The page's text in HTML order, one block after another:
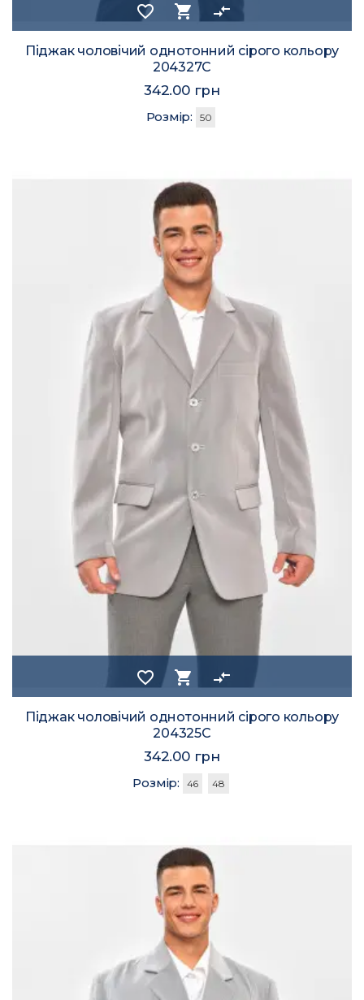
favorite_border shopping_cart compare_arrows
Піджак чоловічий однотонний сірого кольору
204327C
342.00 грн
Розмір: 50
favorite_border shopping_cart compare_arrows
Піджак чоловічий однотонний сірого кольору
204325C
342.00 грн
Розмір: 46 48